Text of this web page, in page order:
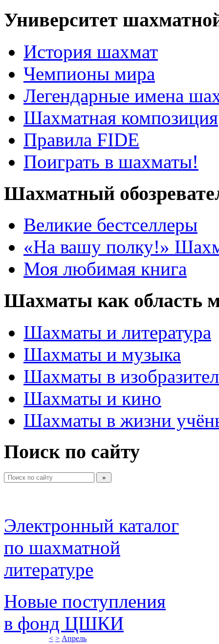
Университет
История шахмат
Чемпионы мира
Легендарные имена
Шахматная композиция
Правила FIDE
Поиграть в шахматы!
Шахматный
Великие бестселлеры
«На вашу полку!»
Моя любимая книга
Шахматы как область
Шахматы и литература
Шахматы и музыка
Шахматы в
Шахматы и кино
Шахматы в жизни
Поиск по сайту
Электронный каталог
по шахматной
литературе
Новые поступления
в фонд ЦШКИ
< > Апрель